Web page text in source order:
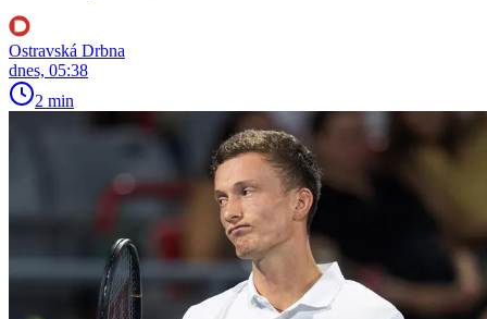
Ostravská Drbna
dnes, 05:38
2 min